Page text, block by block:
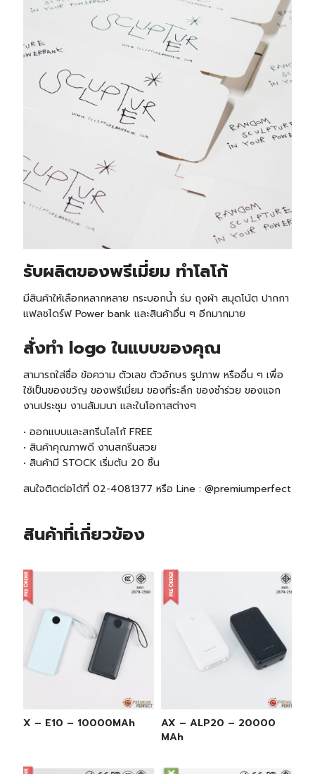
รับผลิตของพรีเมี่ยม ทำโลโก้
มีสินค้าให้เลือกหลากหลาย กระบอกน้ำ ร่ม ถุงผ้า สมุดโน้ต ปากกา
แฟลชไดร์ฟ Power bank และสินค้าอื่น ๆ อีกมากมาย
สั่งทำ logo ในแบบของคุณ
สามารถใส่ชื่อ ข้อความ ตัวเลข ตัวอักษร รูปภาพ หรืออื่น ๆ เพื่อ
ใช้เป็นของขวัญ ของพรีเมี่ยม ของที่ระลึก ของชำร่วย ของแจก
งานประชุม งานสัมมนา และในโอกาสต่างๆ
• ออกแบบและสกรีนโลโก้ FREE
• สินค้าคุณภาพดี งานสกรีนสวย
• สินค้ามี STOCK เริ่มต้น 20 ชิ้น
สนใจติดต่อได้ที่ 02-4081377 หรือ Line : @premiumperfect
สินค้าที่เกี่ยวข้อง
AX – E10 – 10000MAh
AX – ALP20 – 20000
MAh